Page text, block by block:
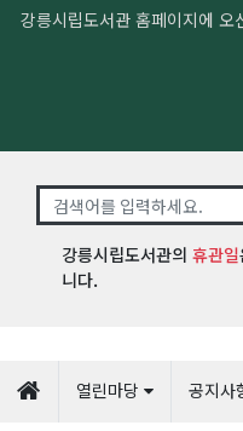
강릉시립도서관 홈페이지에
강릉시립도서관의 휴관일
니다.
열린마당 공지사